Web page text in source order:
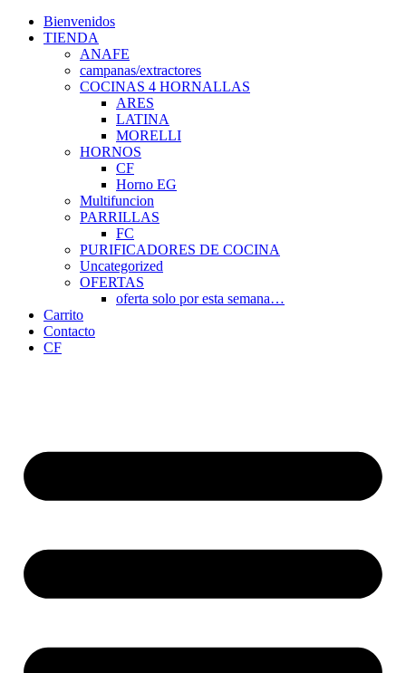
Bienvenidos
TIENDA
ANAFE
campanas/extractores
COCINAS 4 HORNALLAS
ARES
LATINA
MORELLI
HORNOS
CF
Horno EG
Multifuncion
PARRILLAS
FC
PURIFICADORES DE COCINA
Uncategorized
OFERTAS
oferta solo por esta semana…
Carrito
Contacto
CF